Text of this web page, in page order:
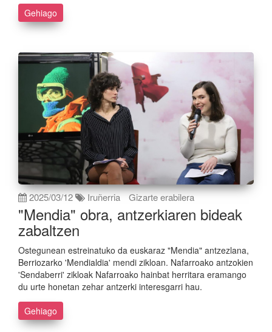
Gehiago
2025/03/12 Iruñerria Gizarte erabilera
"Mendia" obra, antzerkiaren bideak
zabaltzen
Ostegunean estreinatuko da euskaraz "Mendia" antzezlana,
Berriozarko 'Mendialdia' mendi zikloan. Nafarroako antzokien
'Sendaberri' zikloak Nafarroako hainbat herritara eramango
du urte honetan zehar antzerki interesgarri hau.
Gehiago